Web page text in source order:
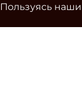
Пользуясь